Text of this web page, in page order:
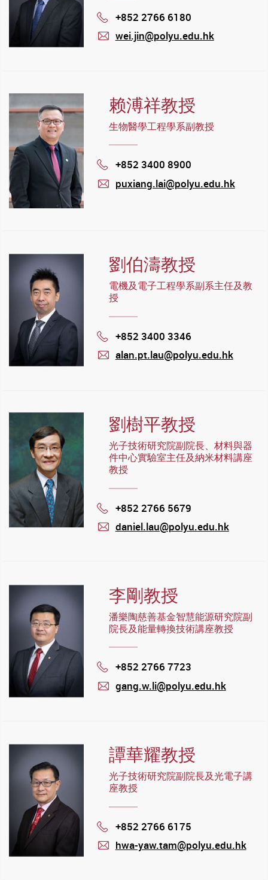
Phone
+852 2766 6180
wei.jin@polyu.edu.hk
赖溥祥教授
生物醫學工程學系副教授
Phone
+852 3400 8900
puxiang.lai@polyu.edu.hk
劉伯濤教授
電機及電子工程學系副系主任及教
授
Phone
+852 3400 3346
alan.pt.lau@polyu.edu.hk
劉樹平教授
光子技術研究院副院長、材料與器
件中心實驗室主任及納米材料講座
教授
Phone
+852 2766 5679
daniel.lau@polyu.edu.hk
李剛教授
潘樂陶慈善基金智慧能源研究院副
院長及能量轉換技術講座教授
Phone
+852 2766 7723
gang.w.li@polyu.edu.hk
譚華耀教授
光子技術研究院副院長及光電子講
座教授
Phone
+852 2766 6175
hwa-yaw.tam@polyu.edu.hk